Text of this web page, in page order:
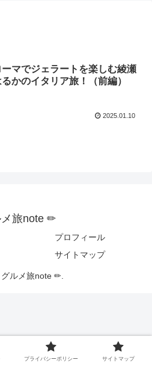
ーマでジェラートを楽しむ綾瀬
るかのイタリア旅！（前編）
2025.01.10
メ旅note ✏︎
プロフィール
サイトマップ
ルメ旅note ✏︎.
プライバシーポリシー サイトマップ